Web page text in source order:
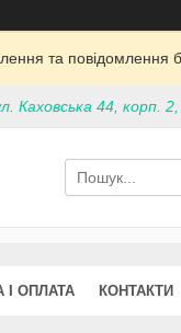
та повідомлення
Каховська 44, корп.
І ОПЛАТА КОНТАКТИ